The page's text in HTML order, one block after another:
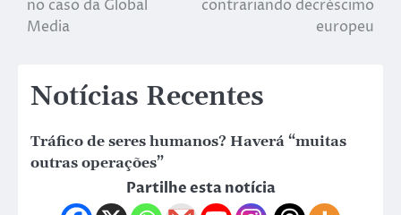
no caso da Global
Media
contrariando decréscimo
europeu
Notícias Recentes
Tráfico de seres humanos? Haverá “muitas
outras operações”
Partilhe esta notícia